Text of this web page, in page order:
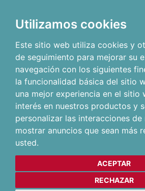
Utilizamos cookies
Este sitio web utiliza cookies y
de seguimiento para mejorar su
navegación con los siguientes
la funcionalidad básica del sitio
una mejor experiencia en el sitio
interés en nuestros productos y
personalizar las interacciones de
mostrar anuncios que sean más
usted.
ACEPTAR
RECHAZAR